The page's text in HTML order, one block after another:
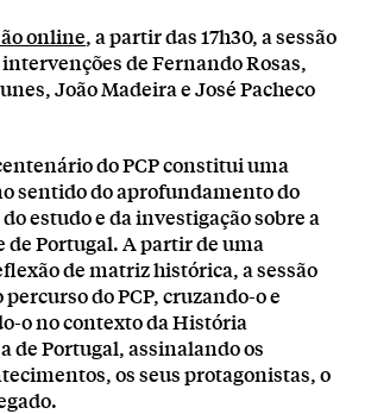
online, a partir das 17h30, a sessão
de Fernando Rosas,
João Madeira e José Pacheco
do PCP constitui uma
sentido do aprofundamento do
estudo e da investigação sobre a
Portugal. A partir de uma
de matriz histórica, a sessão
do PCP, cruzando-o e
o no contexto da História
de Portugal, assinalando os
os seus protagonistas, o